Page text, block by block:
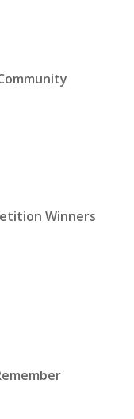
Winners